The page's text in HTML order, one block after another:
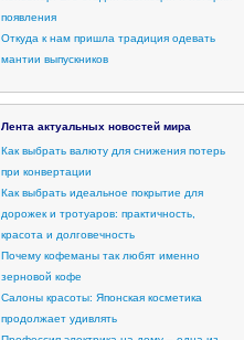
появления
Откуда к нам пришла традиция одевать
мантии выпускников
Лента актуальных новостей мира
Как выбрать валюту для снижения потерь
при конвертации
Как выбрать идеальное покрытие для
дорожек и тротуаров: практичность,
красота и долговечность
Почему кофеманы так любят именно
зерновой кофе
Салоны красоты: Японская косметика
продолжает удивлять